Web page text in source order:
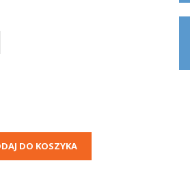
DO KOSZYKA